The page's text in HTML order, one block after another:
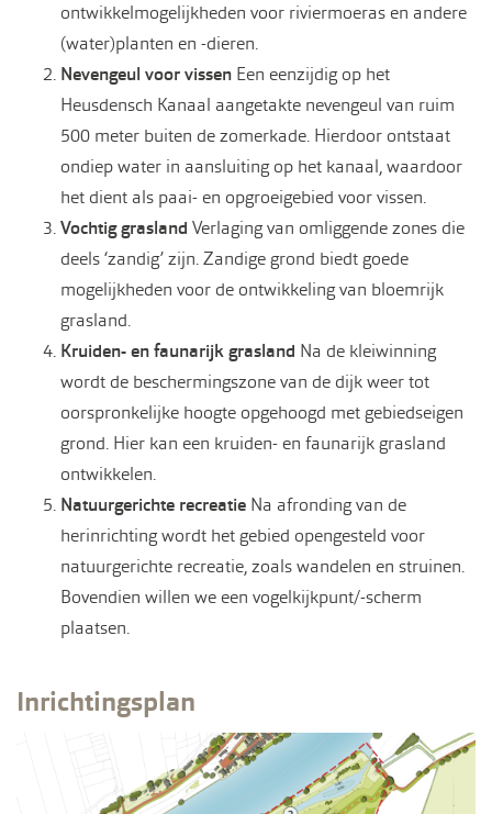
ontwikkelmogelijkheden voor riviermoeras en andere
(water)planten en -dieren.
Nevengeul voor vissen Een eenzijdig op het
Heusdensch Kanaal aangetakte nevengeul van ruim
500 meter buiten de zomerkade. Hierdoor ontstaat
ondiep water in aansluiting op het kanaal, waardoor
het dient als paai- en opgroeigebied voor vissen.
Vochtig grasland Verlaging van omliggende zones die
deels ‘zandig’ zijn. Zandige grond biedt goede
mogelijkheden voor de ontwikkeling van bloemrijk
grasland.
Kruiden- en faunarijk grasland Na de kleiwinning
wordt de beschermingszone van de dijk weer tot
oorspronkelijke hoogte opgehoogd met gebiedseigen
grond. Hier kan een kruiden- en faunarijk grasland
ontwikkelen.
Natuurgerichte recreatie Na afronding van de
herinrichting wordt het gebied opengesteld voor
natuurgerichte recreatie, zoals wandelen en struinen.
Bovendien willen we een vogelkijkpunt/-scherm
plaatsen.
Inrichtingsplan